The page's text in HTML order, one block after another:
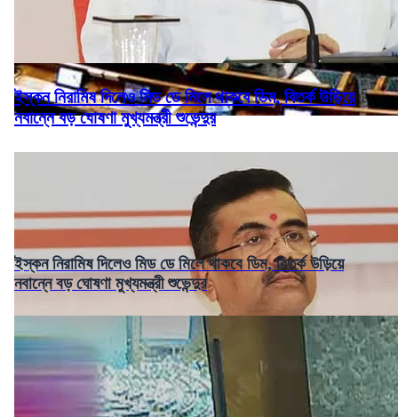
ইস্কন নিরামিষ দিলেও মিড ডে মিলে থাকবে ডিম, বিতর্ক উড়িয়ে
নবান্নে বড় ঘোষণা মুখ্যমন্ত্রী শুভেন্দুর
ইস্কন নিরামিষ দিলেও মিড ডে মিলে থাকবে ডিম, বিতর্ক উড়িয়ে
নবান্নে বড় ঘোষণা মুখ্যমন্ত্রী শুভেন্দুর